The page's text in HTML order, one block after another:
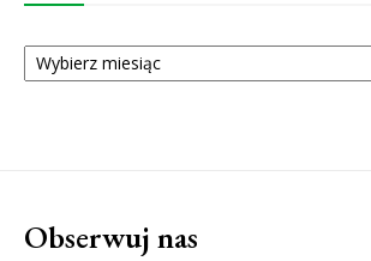
ARCHIWUM
NUMERÓW
Obserwuj nas